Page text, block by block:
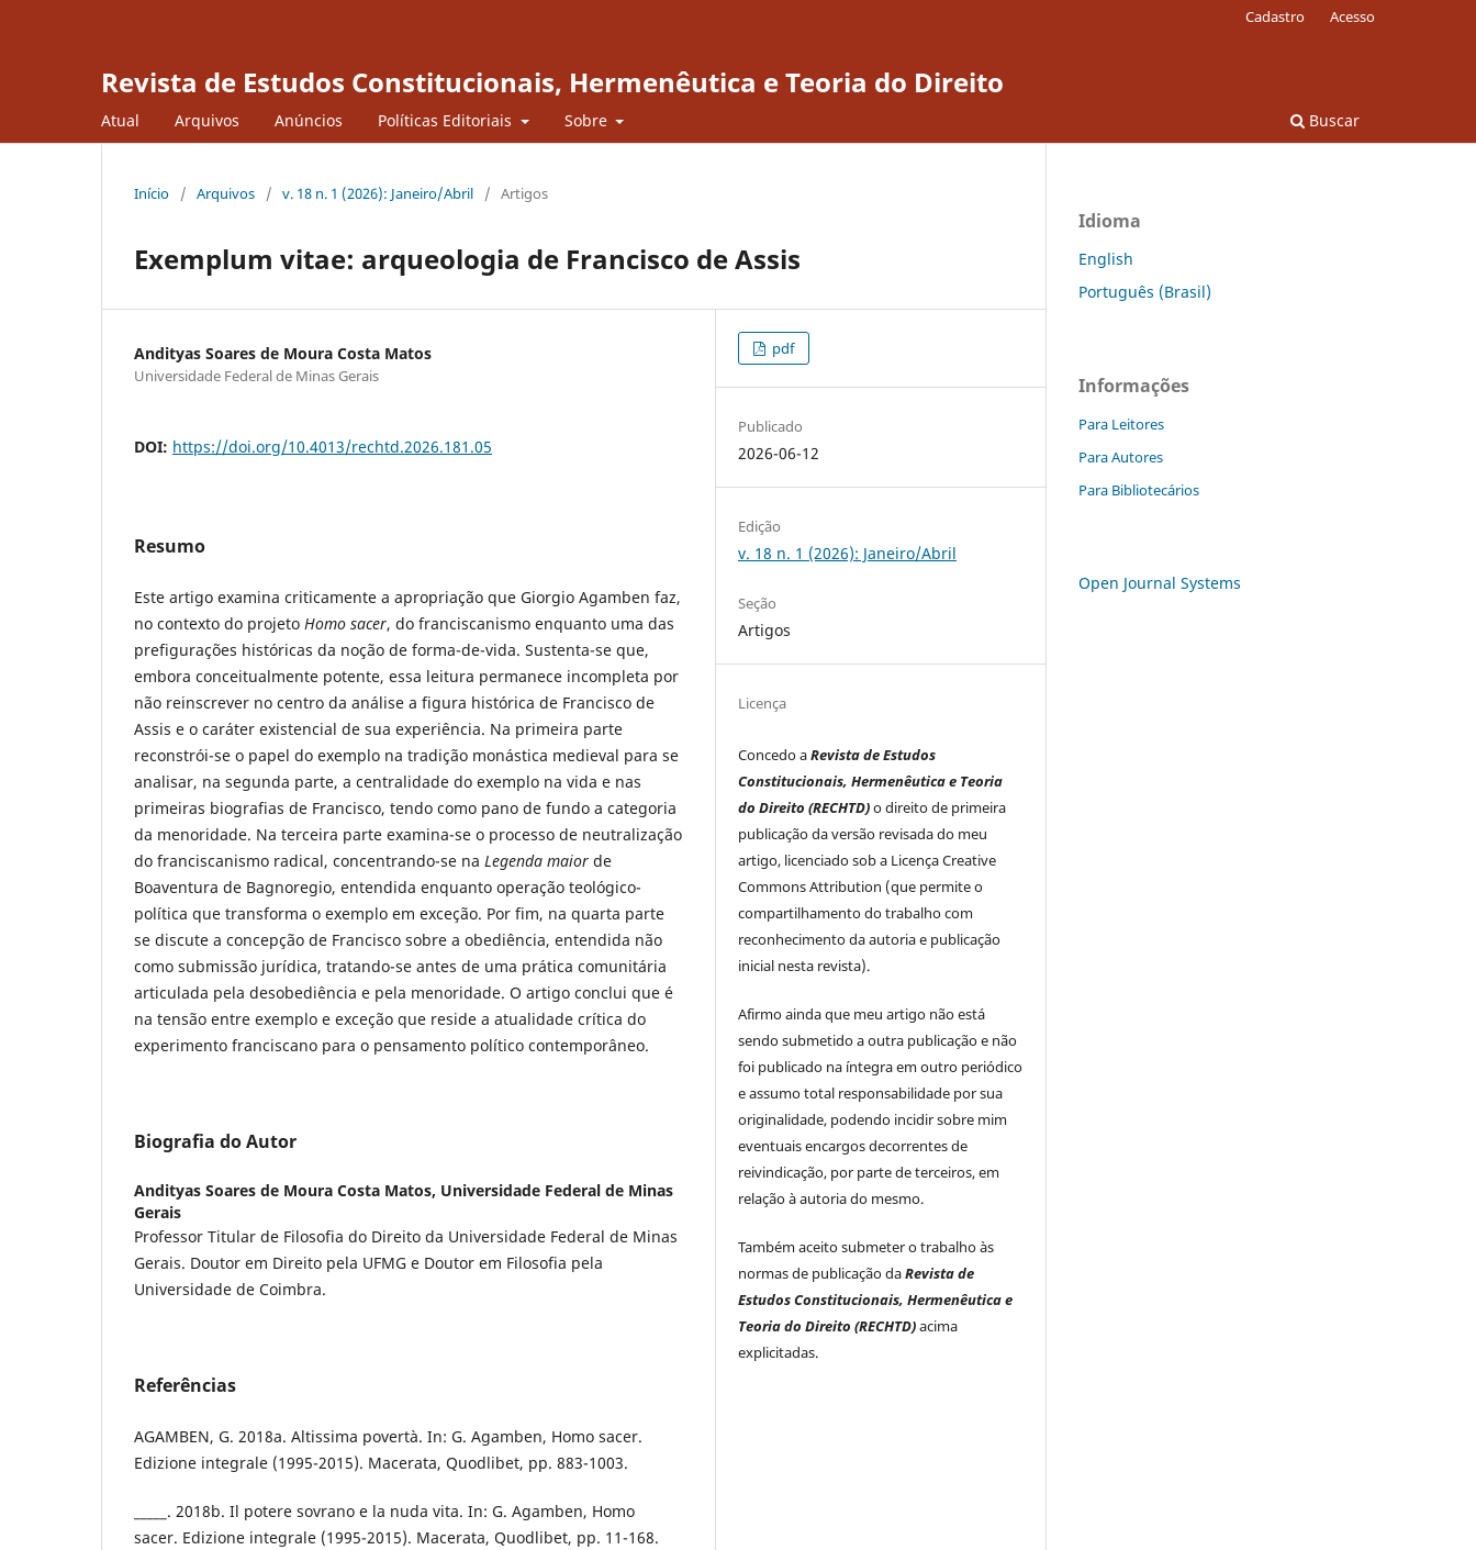
Revista de Estudos Constitucionais, Hermenêutica e Teoria do Direito
Atual Arquivos Anúncios Políticas Editoriais Sobre Buscar
Cadastro Acesso
Início / Arquivos / v. 18 n. 1 (2026): Janeiro/Abril / Artigos
Exemplum vitae: arqueologia de Francisco de Assis
Andityas Soares de Moura Costa Matos
Universidade Federal de Minas Gerais
DOI: https://doi.org/10.4013/rechtd.2026.181.05
Resumo
Este artigo examina criticamente a apropriação que Giorgio Agamben faz,
no contexto do projeto Homo sacer, do franciscanismo enquanto uma das
prefigurações históricas da noção de forma-de-vida. Sustenta-se que,
embora conceitualmente potente, essa leitura permanece incompleta por
não reinscrever no centro da análise a figura histórica de Francisco de
Assis e o caráter existencial de sua experiência. Na primeira parte
reconstrói-se o papel do exemplo na tradição monástica medieval para se
analisar, na segunda parte, a centralidade do exemplo na vida e nas
primeiras biografias de Francisco, tendo como pano de fundo a categoria
da menoridade. Na terceira parte examina-se o processo de neutralização
do franciscanismo radical, concentrando-se na Legenda maior de
Boaventura de Bagnoregio, entendida enquanto operação teológico-
política que transforma o exemplo em exceção. Por fim, na quarta parte
se discute a concepção de Francisco sobre a obediência, entendida não
como submissão jurídica, tratando-se antes de uma prática comunitária
articulada pela desobediência e pela menoridade. O artigo conclui que é
na tensão entre exemplo e exceção que reside a atualidade crítica do
experimento franciscano para o pensamento político contemporâneo.
Biografia do Autor
Andityas Soares de Moura Costa Matos, Universidade Federal de Minas
Gerais
Professor Titular de Filosofia do Direito da Universidade Federal de Minas
Gerais. Doutor em Direito pela UFMG e Doutor em Filosofia pela
Universidade de Coimbra.
Referências
AGAMBEN, G. 2018a. Altissima povertà. In: G. Agamben, Homo sacer.
Edizione integrale (1995-2015). Macerata, Quodlibet, pp. 883-1003.
_____. 2018b. Il potere sovrano e la nuda vita. In: G. Agamben, Homo
sacer. Edizione integrale (1995-2015). Macerata, Quodlibet, pp. 11-168.
pdf
Publicado
2026-06-12
Edição
v. 18 n. 1 (2026): Janeiro/Abril
Seção
Artigos
Licença
Concedo aRevista de Estudos
Constitucionais, Hermenêutica e Teoria
do Direito (RECHTD)o direito de primeira
publicação da versão revisada do meu
artigo, licenciado sob a Licença Creative
Commons Attribution (que permite o
compartilhamento do trabalho com
reconhecimento da autoria e publicação
inicial nesta revista).
Afirmo ainda que meu artigo não está
sendo submetido a outra publicação e não
foi publicado na íntegra em outro periódico
e assumo total responsabilidade por sua
originalidade, podendo incidir sobre mim
eventuais encargos decorrentes de
reivindicação, por parte de terceiros, em
relação à autoria do mesmo.
Também aceito submeter o trabalho às
normas de publicação daRevista de
Estudos Constitucionais, Hermenêutica e
Teoria do Direito (RECHTD)acima
explicitadas.
Idioma
English
Português (Brasil)
Informações
Para Leitores
Para Autores
Para Bibliotecários
Open Journal Systems